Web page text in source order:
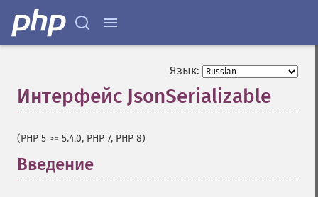
Язык:
Интерфейс JsonSerializable
(PHP 5 >= 5.4.0, PHP 7, PHP 8)
Введение